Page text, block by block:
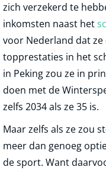
zich verzekerd te
inkomsten naast het
voor Nederland dat
topprestaties in het
in Peking zou ze in
doen met de
zelfs 2034 als ze 35 is.
Maar zelfs als ze zou
meer dan genoeg
de sport. Want